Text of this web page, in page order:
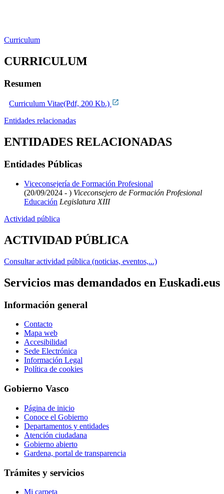
Curriculum
CURRICULUM
Resumen
Curriculum Vitae(Pdf, 200 Kb.)
Entidades relacionadas
ENTIDADES RELACIONADAS
Entidades Públicas
Viceconsejería de Formación Profesional
(20/09/2024 - ) Viceconsejero de Formación Profesional
Educación Legislatura XIII
Actividad pública
ACTIVIDAD PÚBLICA
Consultar actividad pública (noticias, eventos,...)
Servicios mas demandados en Euskadi.eus
Información general
Contacto
Mapa web
Accesibilidad
Sede Electrónica
Información Legal
Política de cookies
Gobierno Vasco
Página de inicio
Conoce el Gobierno
Departamentos y entidades
Atención ciudadana
Gobierno abierto
Gardena, portal de transparencia
Trámites y servicios
Mi carpeta